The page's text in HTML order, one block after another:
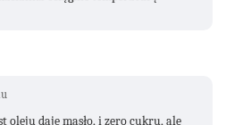
oleju daje masło, i zero cukru, ale